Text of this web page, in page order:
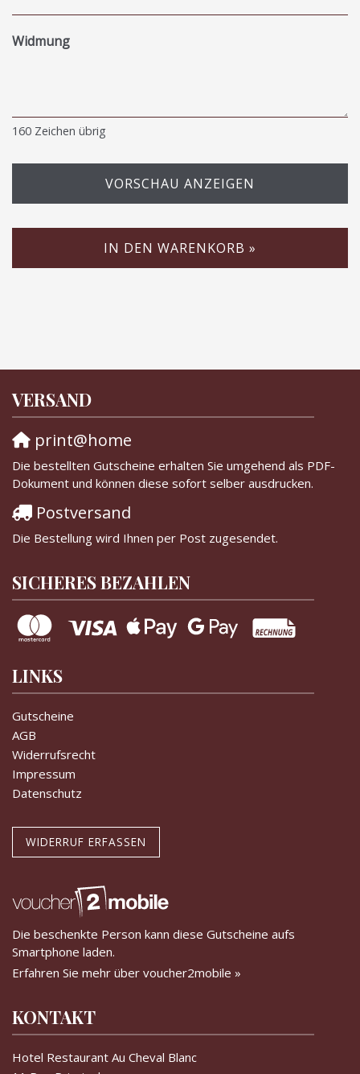
Widmung
160 Zeichen übrig
VORSCHAU ANZEIGEN
IN DEN WARENKORB »
VERSAND
print@home
Die bestellten Gutscheine erhalten Sie umgehend als PDF-
Dokument und können diese sofort selber ausdrucken.
Postversand
Die Bestellung wird Ihnen per Post zugesendet.
SICHERES BEZAHLEN
LINKS
Gutscheine
AGB
Widerrufsrecht
Impressum
Datenschutz
WIDERRUF ERFASSEN
Die beschenkte Person kann diese Gutscheine aufs
Smartphone laden.
Erfahren Sie mehr über voucher2mobile »
KONTAKT
Hotel Restaurant Au Cheval Blanc